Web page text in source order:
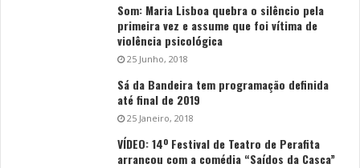
Som: Maria Lisboa quebra o silêncio pela
primeira vez e assume que foi vítima de
violência psicológica
25 Junho, 2018
Sá da Bandeira tem programação definida
até final de 2019
25 Janeiro, 2018
VÍDEO: 14º Festival de Teatro de Perafita
arrancou com a comédia “Saídos da Casca”